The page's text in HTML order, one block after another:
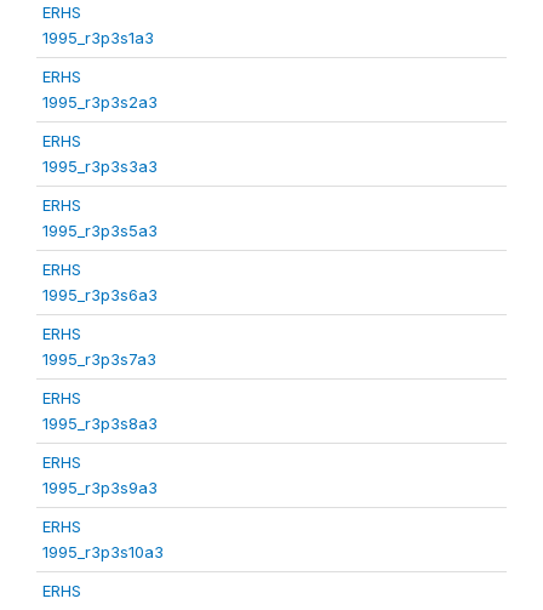
ERHS
1995_r3p3s1a3
ERHS
1995_r3p3s2a3
ERHS
1995_r3p3s3a3
ERHS
1995_r3p3s5a3
ERHS
1995_r3p3s6a3
ERHS
1995_r3p3s7a3
ERHS
1995_r3p3s8a3
ERHS
1995_r3p3s9a3
ERHS
1995_r3p3s10a3
ERHS